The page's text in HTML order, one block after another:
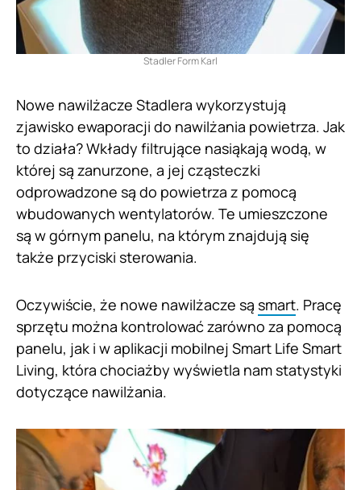
Stadler Form Karl
Nowe nawilżacze Stadlera wykorzystują
zjawisko ewaporacji do nawilżania powietrza. Jak
to działa? Wkłady filtrujące nasiąkają wodą, w
której są zanurzone, a jej cząsteczki
odprowadzone są do powietrza z pomocą
wbudowanych wentylatorów. Te umieszczone
są w górnym panelu, na którym znajdują się
także przyciski sterowania.
Oczywiście, że nowe nawilżacze są smart. Pracę
sprzętu można kontrolować zarówno za pomocą
panelu, jak i w aplikacji mobilnej Smart Life Smart
Living, która chociażby wyświetla nam statystyki
dotyczące nawilżania.